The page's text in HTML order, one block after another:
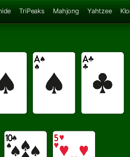
TriPeaks Mahjong Yahtzee